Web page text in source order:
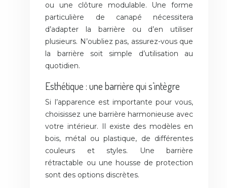
ou une clôture modulable. Une forme
particulière de canapé nécessitera
d’adapter la barrière ou d’en utiliser
plusieurs. N’oubliez pas, assurez-vous que
la barrière soit simple d’utilisation au
quotidien.
Esthétique : une barrière qui s’intègre
Si l’apparence est importante pour vous,
choisissez une barrière harmonieuse avec
votre intérieur. Il existe des modèles en
bois, métal ou plastique, de différentes
couleurs et styles. Une barrière
rétractable ou une housse de protection
sont des options discrètes.